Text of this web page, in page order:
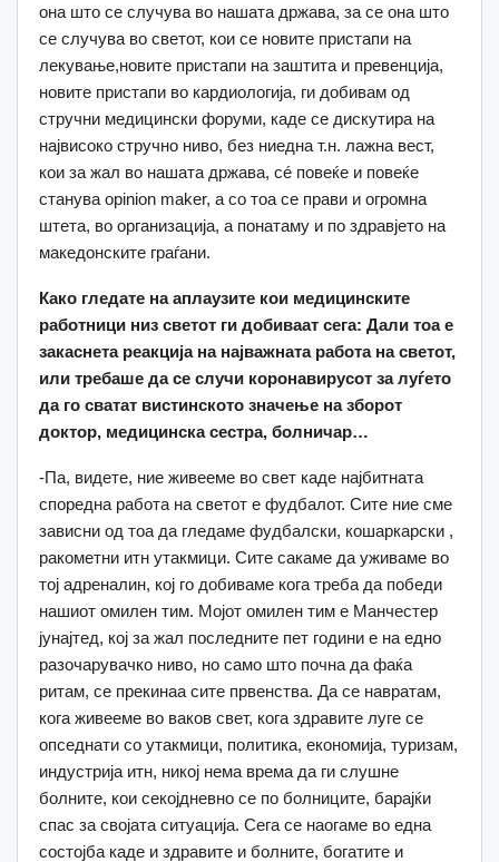
она што се случува во нашата држава, за се она што
се случува во светот, кои се новите пристапи на
лекување,новите пристапи на заштита и превенција,
новите пристапи во кардиологија, ги добивам од
стручни медицински форуми, каде се дискутира на
највисоко стручно ниво, без ниедна т.н. лажна вест,
кои за жал во нашата држава, сé повеќе и повеќе
станува opinion maker, а со тоа се прави и огромна
штета, во организација, а понатаму и по здравјето на
македонските граѓани.
Како гледате на аплаузите кои медицинските
работници низ светот ги добиваат сега: Дали тоа е
закаснета реакција на најважната работа на светот,
или требаше да се случи коронавирусот за луѓето
да го сватат вистинското значење на зборот
доктор, медицинска сестра, болничар…
-Пa, видете, ние живееме во свет каде најбитната
споредна работа на светот е фудбалот. Сите ние сме
зависни од тоа да гледаме фудбалски, кошаркарски ,
ракометни итн утакмици. Сите сакаме да уживаме во
тој адреналин, кој го добиваме кога треба да победи
нашиот омилен тим. Мојот омилен тим е Манчестер
јунајтед, кој за жал последните пет години е на едно
разочарувачко ниво, но само што почна да фаќа
ритам, се прекинаа сите првенства. Да се навратам,
кога живееме во ваков свет, кога здравите луге се
опседнати со утакмици, политика, економија, туризам,
индустрија итн, никој нема врема да ги слушне
болните, кои секојдневно се по болниците, барајќи
спас за својата ситуација. Сега се наогаме во една
состојба каде и здравите и болните, богатите и